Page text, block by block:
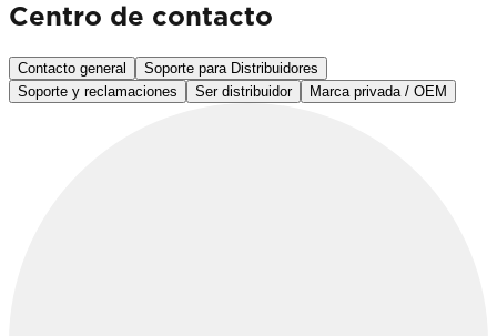
Centro de contacto
Contacto general
Soporte para Distribuidores
Soporte y reclamaciones
Ser distribuidor Marca privada / OEM